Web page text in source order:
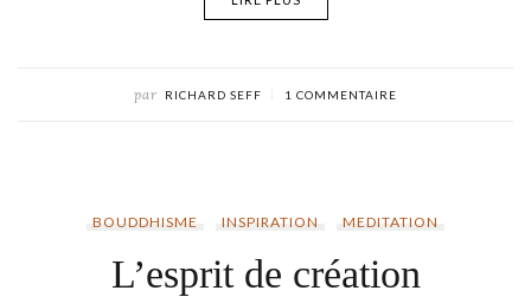
par RICHARD SEFF 1 COMMENTAIRE
BOUDDHISME INSPIRATION MEDITATION
L’esprit de création